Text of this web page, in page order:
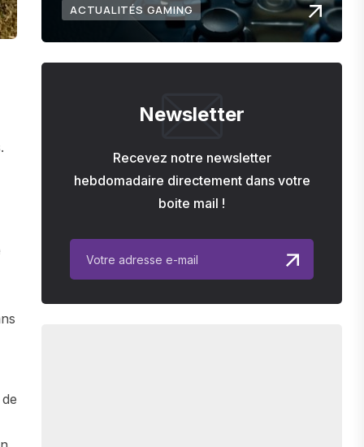
ACTUALITÉS GAMING
Newsletter
Recevez notre newsletter
hebdomadaire directement dans votre
boite mail !